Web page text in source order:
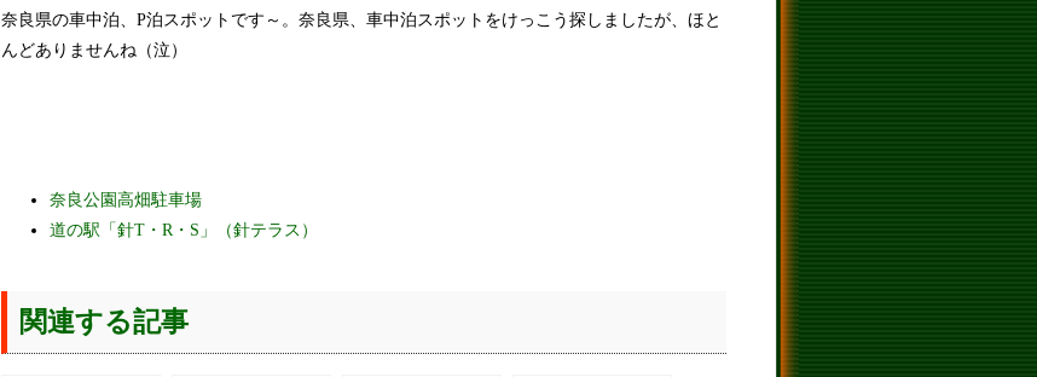
奈良県の車中泊、P泊スポットです～。奈良県、車中泊スポットをけっこう探しましたが、ほと
んどありませんね（泣）
奈良公園高畑駐車場
道の駅「針T・R・S」（針テラス）
関連する記事